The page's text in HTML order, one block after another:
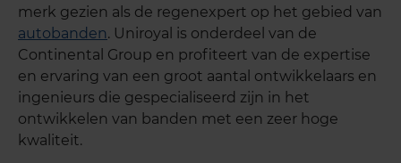
merk gezien als de regenexpert op het gebied van
autobanden. Uniroyal is onderdeel van de
Continental Group en profiteert van de expertise
en ervaring van een groot aantal ontwikkelaars en
ingenieurs die gespecialiseerd zijn in het
ontwikkelen van banden met een zeer hoge
kwaliteit.